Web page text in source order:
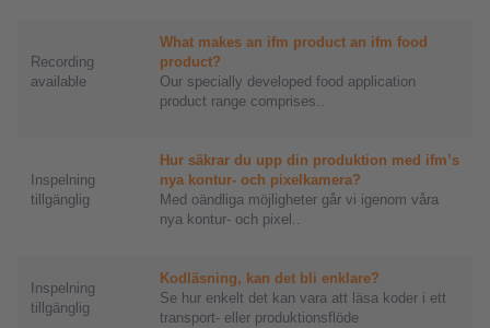
Recording
available
What makes an ifm product an ifm food
product?
Our specially developed food application
product range comprises..
Inspelning
tillgänglig
Hur säkrar du upp din produktion med ifm’s
nya kontur- och pixelkamera?
Med oändliga möjligheter går vi igenom våra
nya kontur- och pixel..
Inspelning
tillgänglig
Kodläsning, kan det bli enklare?
Se hur enkelt det kan vara att läsa koder i ett
transport- eller produktionsflöde